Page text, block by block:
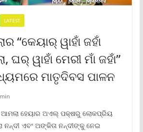
LATEST
“କେୟାର୍ ୱାହାଁ ଜହାଁ
ଘର୍ ୱାହାଁ ମେରୀ ମାଁ ଜହାଁ”
ମାତୃଦିବସ ପାଳନ
ହେୟାର ଅଏଲ୍ ପକ୍ଷରୁ ଲୋକପ୍ରିୟ
ନନ୍ଦୀ ଏବଂ ଅଙ୍କିତା ନନ୍ଦୀଙ୍କୁ ନେଇ